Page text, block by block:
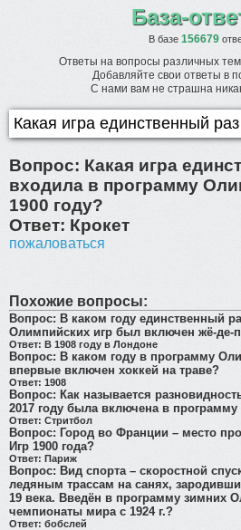
База-
В базе 156679
Ответы на вопросы различных
Добавляйте свои ответы в
С нами вам не страшна
Вопрос: Какая игра
входила в программу
1900 году?
Ответ: Крокет
пожаловаться
Похожие вопросы:
Вопрос: В каком году единственный
Олимпийских игр был включен жё-де-
Ответ: В 1908 году в Лондоне
Вопрос: В каком году в программу
впервые включен хоккей на траве?
Ответ: 1908
Вопрос: Как называется
2017 году была включена в
Ответ: Стритбол
Вопрос: Город во Франции – место
Игр 1900 года?
Ответ: Париж
Вопрос: Вид спорта – скоростной
ледяным трассам на санях,
19 века. Введён в программу зимних
чемпионаты мира с 1924 г.?
Ответ: бобслей